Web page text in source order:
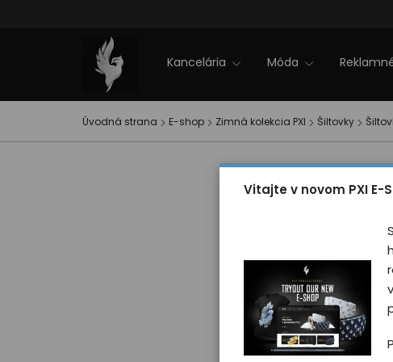
Vitajte v novom PXI E-
Kancelária Móda
Firemné akcie
NOVINKY 2025
Zľavy
Zimná kolekcia PXI
EVENT PXI
Kontakt
Úvodná strana E-shop Zimná kolekcia PXI Šiltovky